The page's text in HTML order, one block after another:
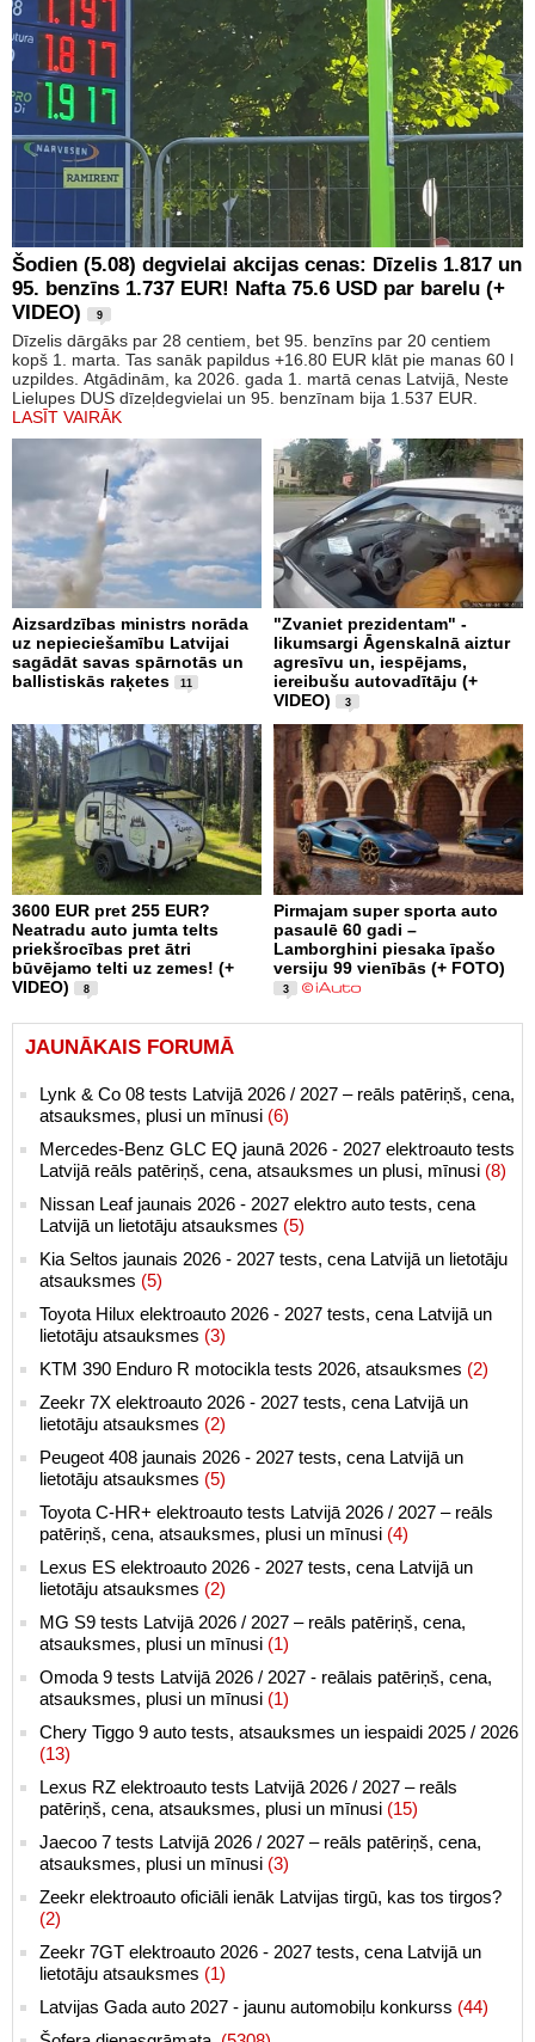
Šodien (5.08) degvielai akcijas cenas: Dīzelis 1.817 un
95. benzīns 1.737 EUR! Nafta 75.6 USD par barelu (+
VIDEO)
9
Dīzelis dārgāks par 28 centiem, bet 95. benzīns par 20 centiem
kopš 1. marta. Tas sanāk papildus +16.80 EUR klāt pie manas 60 l
uzpildes. Atgādinām, ka 2026. gada 1. martā cenas Latvijā, Neste
Lielupes DUS dīzeļdegvielai un 95. benzīnam bija 1.537 EUR.
LASĪT VAIRĀK
Aizsardzības ministrs norāda
uz nepieciešamību Latvijai
sagādāt savas spārnotās un
ballistiskās raķetes
11
"Zvaniet prezidentam" -
likumsargi Āgenskalnā aiztur
agresīvu un, iespējams,
iereibušu autovadītāju (+
VIDEO)
3
3600 EUR pret 255 EUR?
Neatradu auto jumta telts
priekšrocības pret ātri
būvējamo telti uz zemes! (+
VIDEO)
8
Pirmajam super sporta auto
pasaulē 60 gadi –
Lamborghini piesaka īpašo
versiju 99 vienībās (+ FOTO)
3
JAUNĀKAIS FORUMĀ
Lynk & Co 08 tests Latvijā 2026 / 2027 – reāls patēriņš, cena,
atsauksmes, plusi un mīnusi (6)
Mercedes-Benz GLC EQ jaunā 2026 - 2027 elektroauto tests
Latvijā reāls patēriņš, cena, atsauksmes un plusi, mīnusi (8)
Nissan Leaf jaunais 2026 - 2027 elektro auto tests, cena
Latvijā un lietotāju atsauksmes (5)
Kia Seltos jaunais 2026 - 2027 tests, cena Latvijā un lietotāju
atsauksmes (5)
Toyota Hilux elektroauto 2026 - 2027 tests, cena Latvijā un
lietotāju atsauksmes (3)
KTM 390 Enduro R motocikla tests 2026, atsauksmes (2)
Zeekr 7X elektroauto 2026 - 2027 tests, cena Latvijā un
lietotāju atsauksmes (2)
Peugeot 408 jaunais 2026 - 2027 tests, cena Latvijā un
lietotāju atsauksmes (5)
Toyota C-HR+ elektroauto tests Latvijā 2026 / 2027 – reāls
patēriņš, cena, atsauksmes, plusi un mīnusi (4)
Lexus ES elektroauto 2026 - 2027 tests, cena Latvijā un
lietotāju atsauksmes (2)
MG S9 tests Latvijā 2026 / 2027 – reāls patēriņš, cena,
atsauksmes, plusi un mīnusi (1)
Omoda 9 tests Latvijā 2026 / 2027 - reālais patēriņš, cena,
atsauksmes, plusi un mīnusi (1)
Chery Tiggo 9 auto tests, atsauksmes un iespaidi 2025 / 2026
(13)
Lexus RZ elektroauto tests Latvijā 2026 / 2027 – reāls
patēriņš, cena, atsauksmes, plusi un mīnusi (15)
Jaecoo 7 tests Latvijā 2026 / 2027 – reāls patēriņš, cena,
atsauksmes, plusi un mīnusi (3)
Zeekr elektroauto oficiāli ienāk Latvijas tirgū, kas tos tirgos?
(2)
Zeekr 7GT elektroauto 2026 - 2027 tests, cena Latvijā un
lietotāju atsauksmes (1)
Latvijas Gada auto 2027 - jaunu automobiļu konkurss (44)